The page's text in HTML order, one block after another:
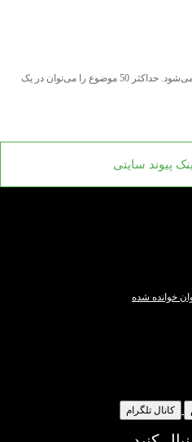
تعداد موضوعاتی که در یک بازه زمانی دانلود می‌شود. حداکثر 50 موضوع را می‌توان در یک
پیوند سایتی
خوانده شده
کانال تلگرام